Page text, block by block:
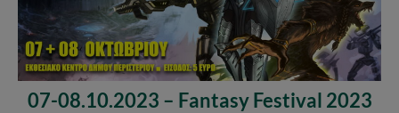
07-08.10.2023 – Fantasy Festival 2023